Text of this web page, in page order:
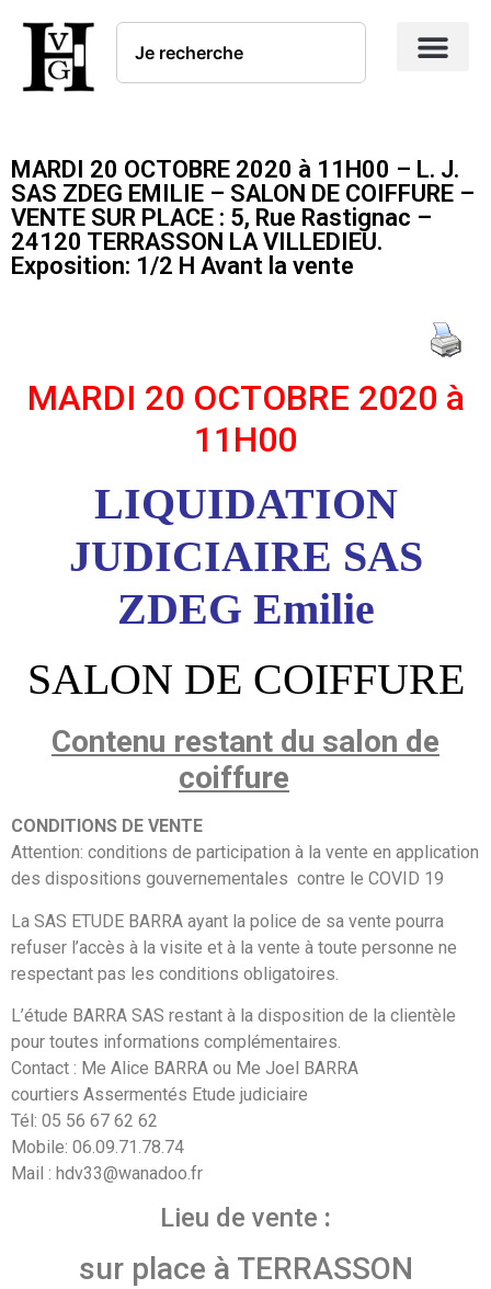
MARDI 20 OCTOBRE 2020 à 11H00 – L. J.
SAS ZDEG EMILIE – SALON DE COIFFURE –
VENTE SUR PLACE : 5, Rue Rastignac –
24120 TERRASSON LA VILLEDIEU.
Exposition: 1/2 H Avant la vente
MARDI 20 OCTOBRE 2020 à
11H00
LIQUIDATION
JUDICIAIRE SAS
ZDEG Emilie
SALON DE COIFFURE
Contenu restant du salon de
coiffure
CONDITIONS DE VENTE
Attention: conditions de participation à la vente en application
des dispositions gouvernementales contre le COVID 19
La SAS ETUDE BARRA ayant la police de sa vente pourra
refuser l’accès à la visite et à la vente à toute personne ne
respectant pas les conditions obligatoires.
L’étude BARRA SAS restant à la disposition de la clientèle
pour toutes informations complémentaires.
Contact : Me Alice BARRA ou Me Joel BARRA
courtiers Assermentés Etude judiciaire
Tél: 05 56 67 62 62
Mobile: 06.09.71.78.74
Mail : hdv33@wanadoo.fr
Lieu de vente :
sur place à TERRASSON